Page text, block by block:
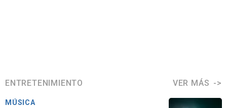
ENTRETENIMIENTO VER MÁS
MÚSICA